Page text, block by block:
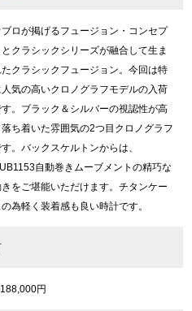
Customers
简体中文
한국어
ブロが掲げるフュージョン・コンセプ
とクラシックシリーズが融合して生ま
たクラシックフュージョン。今回は特
人気の高いクロノグラフモデルの入荷
す。ブラック＆シルバーの視認性が高
落ち着いた雰囲気の2つ目クロノグラフ
。バックスケルトンからは、
自動巻きムーブメントの精巧な
きをご堪能いただけます。チタンケー
の為軽く装着感も良い時計です。
円